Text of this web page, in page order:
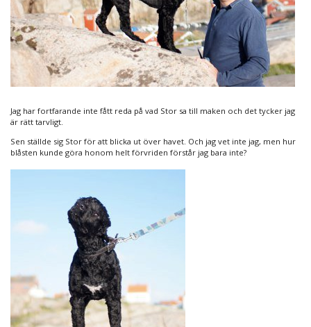
Jag har fortfarande inte fått reda på vad Stor sa till maken och det tycker jag
är rätt tarvligt.
Sen ställde sig Stor för att blicka ut över havet. Och jag vet inte jag, men hur
blåsten kunde göra honom helt förvriden förstår jag bara inte?